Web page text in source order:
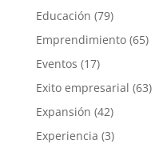
Educación (79)
Emprendimiento(65)
Eventos (17)
Exito empresarial (63)
Expansión (42)
Experiencia (3)